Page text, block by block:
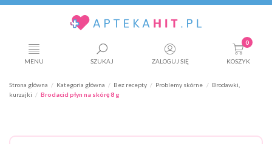
MENU SZUKAJ ZALOGUJ SIĘ
0
KOSZYK
Strona główna Kategoria główna Bez recepty Problemy skórne
Brodawki,
kurzajki
Brodacid płyn na skórę 8 g